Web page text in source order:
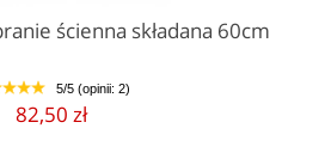
ścienna składana 60cm
3 4 5 5/5 (opinii: 2)
82,50 zł